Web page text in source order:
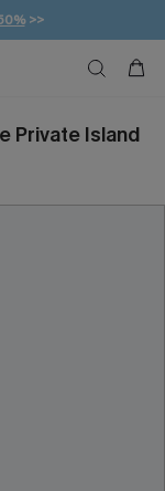
€ >>
Private Island